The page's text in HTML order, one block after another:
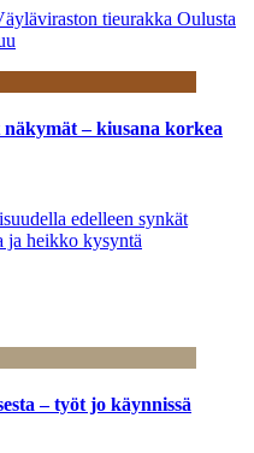
tieurakka Oulusta
näkymät – kiusana korkea
edelleen synkät
ja heikko kysyntä
– työt jo käynnissä